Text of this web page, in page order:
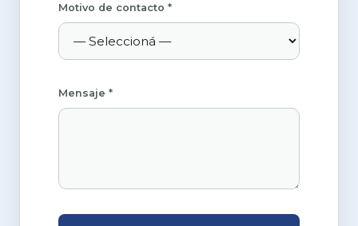
Motivo de contacto *
Mensaje *